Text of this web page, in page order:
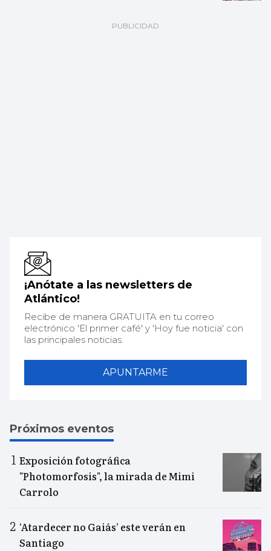
¡Anótate a las newsletters de
Atlántico!
Recibe de manera GRATUITA en tu correo
electrónico 'El primer café' y 'Hoy fue noticia' con
las principales noticias.
APUNTARME
Próximos eventos
Exposición fotográfica
"Photomorfosis", la mirada de Mimi
Carrolo
‘Atardecer no Gaiás’ este verán en
Santiago